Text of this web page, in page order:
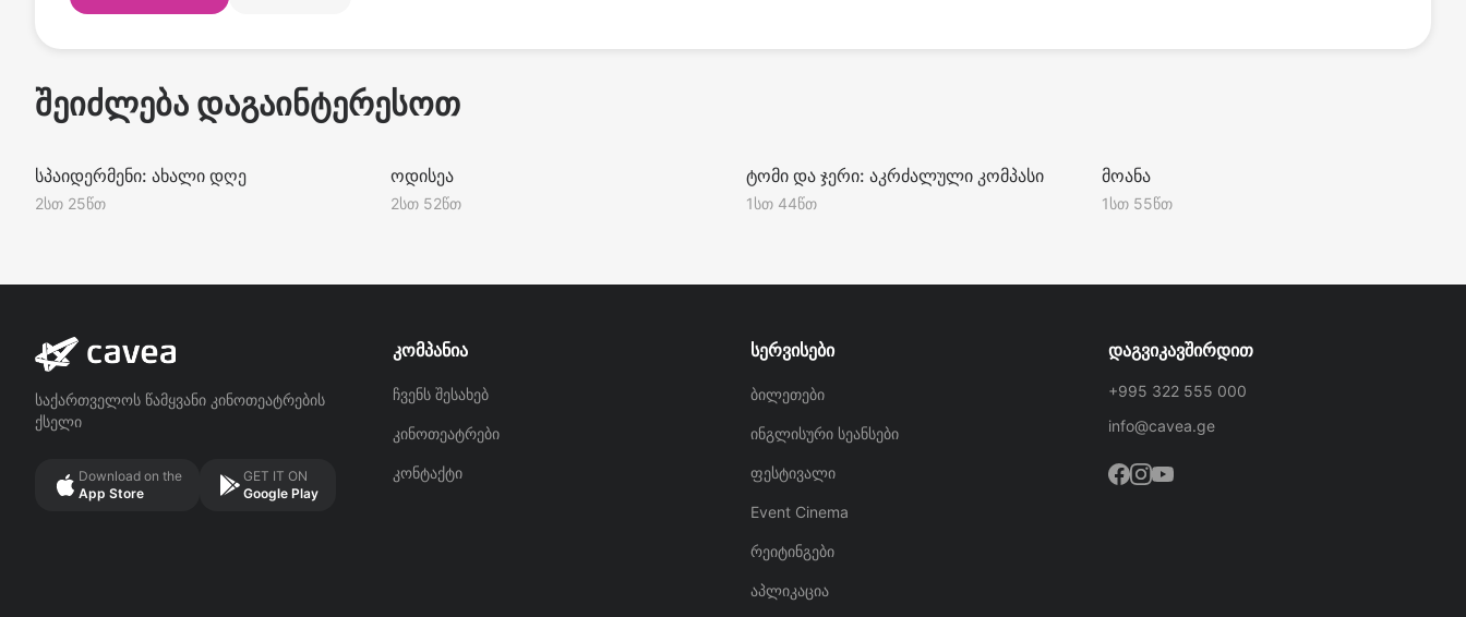
შეიძლება დაგაინტერესოთ
სპაიდერმენი: ახალი დღე
2სთ 25წთ
ოდისეა
2სთ 52წთ
PG
ტომი და ჯერი: აკრძალული კომპასი
1სთ 44წთ
მოანა
1სთ 55წთ
საქართველოს წამყვანი კინოთეატრების
ქსელი
Download on the
App Store
GET IT ON
Google Play
კომპანია
ჩვენს შესახებ
კინოთეატრები
კონტაქტი
სერვისები
ბილეთები
ინგლისური სეანსები
ფესტივალი
Event Cinema
რეიტინგები
აპლიკაცია
დაგვიკავშირდით
+995 322 555 000
info@cavea.ge